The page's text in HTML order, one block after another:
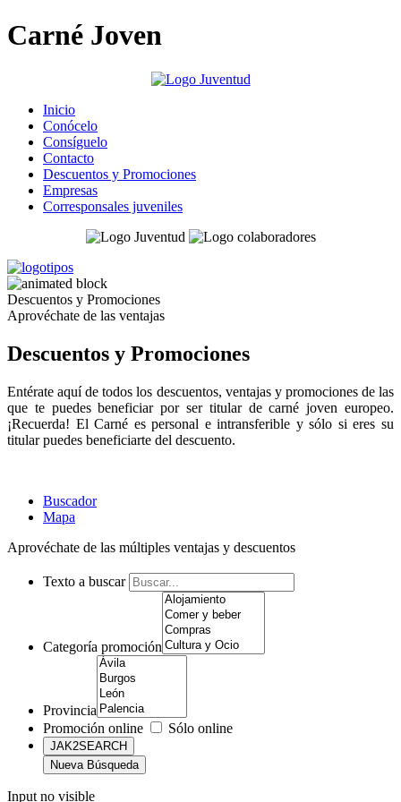
Carné Joven
Inicio
Conócelo
Consíguelo
Contacto
Descuentos y Promociones
Empresas
Corresponsales juveniles
Descuentos y Promociones
Aprovéchate de las ventajas
Descuentos y Promociones
Entérate aquí de todos los descuentos, ventajas y promociones de las
que te puedes beneficiar por ser titular de carné joven europeo.
¡Recuerda! El Carné es personal e intransferible y sólo si eres su
titular puedes beneficiarte del descuento.
Buscador
Mapa
Aprovéchate de las múltiples ventajas y descuentos
Texto a buscar
Categoría promoción
Provincia
Promoción online
Sólo online
Input no visible